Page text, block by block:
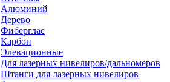
Алюминий
Дерево
Фиберглас
Карбон
Элевационные
Для лазерных нивелиров/дальномеров
Штанги для лазерных нивелиров